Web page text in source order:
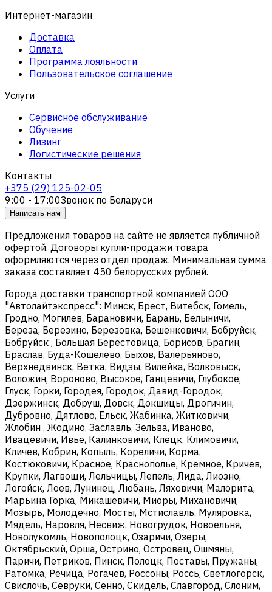
Интернет-магазин
Доставка
Оплата
Программа лояльности
Пользовательское соглашение
Услуги
Сервисное обслуживание
Обучение
Лизинг
Логистические решения
Контакты
+375 (29) 125-02-05
9:00 - 17:00Звонок по Беларуси
Написать нам
Предложения товаров на сайте не является публичной
офертой. Договоры купли-продажи товара
оформляются через отдел продаж. Минимальная сумма
заказа составляет 450 белорусских рублей.
Города доставки транспортной компанией ООО
"Автолайтэкспресс": Минск, Брест, Витебск, Гомель,
Гродно, Могилев, Барановичи, Барань, Белыничи,
Береза, Березино, Березовка, Бешенковичи, Бобруйск,
Бобруйск , Большая Берестовица, Борисов, Брагин,
Браслав, Буда-Кошелево, Быхов, Валерьяново,
Верхнедвинск, Ветка, Видзы, Вилейка, Волковыск,
Воложин, Вороново, Высокое, Ганцевичи, Глубокое,
Глуск, Горки, Городея, Городок, Давид-Городок,
Дзержинск, Добруш, Довск, Докшицы, Дрогичин,
Дубровно, Дятлово, Ельск, Жабинка, Житковичи,
Жлобин , Жодино, Заславль, Зельва, Иваново,
Ивацевичи, Ивье, Калинковичи, Клецк, Климовичи,
Кличев, Кобрин, Копыль, Кореличи, Корма,
Костюковичи, Красное, Краснополье, Кремное, Кричев,
Крупки, Лагвощи, Лельчицы, Лепель, Лида, Лиозно,
Логойск, Лоев, Лунинец, Любань, Ляховичи, Малорита,
Марьина Горка, Микашевичи, Миоры, Михановичи,
Мозырь, Молодечно, Мосты, Мстиславль, Муляровка,
Мядель, Наровля, Несвиж, Новогрудок, Новоельня,
Новолукомль, Новополоцк, Озаричи, Озеры,
Октябрьский, Орша, Острино, Островец, Ошмяны,
Паричи, Петриков, Пинск, Полоцк, Поставы, Пружаны,
Ратомка, Речица, Рогачев, Россоны, Россь, Светлогорск,
Свислочь, Севруки, Сенно, Скидель, Славгород, Слоним,